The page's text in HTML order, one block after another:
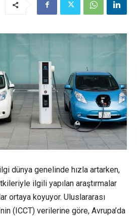
dünya genelinde hızla artarken,
ilgili yapılan araştırmalar
ortaya koyuyor. Uluslararası
(ICCT) verilerine göre, Avrupa’da